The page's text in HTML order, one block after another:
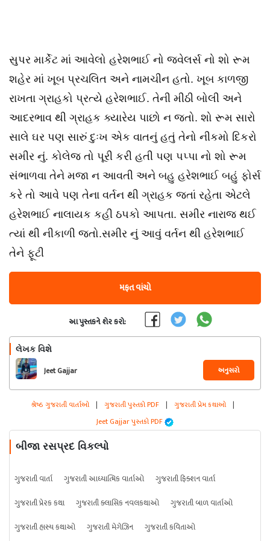
સુપર માર્કેટ માં આવેલો હરેશભાઈ નો જવેલર્સ નો શો રૂમ
શહેર માં ખૂબ પ્રચલિત અને નામચીન હતો. ખૂબ કાળજી
રાખતા ગ્રાહકો પ્રત્યે હરેશભાઈ. તેની મીઠી બોલી અને
આદરભાવ થી ગ્રાહક ક્યારેય પાછો ન જતો. શો રૂમ સારો
સાલે ઘર પણ સારું દુઃખ એક વાતનું હતું તેનો નીકમો દિકરો
સમીર નું. કોલેજ તો પૂરી કરી હતી પણ પપ્પા નો શો રૂમ
સંભાળવા તેને મજા ન આવતી અને બહુ હરેશભાઈ બહું ફોર્સ
કરે તો આવે પણ તેના વર્તન થી ગ્રાહક જતાં રહેતા એટલે
હરેશભાઈ નાલાયક કહી ઠપકો આપતા. સમીર નારાજ થઈ
ત્યાં થી નીકાળી જતો.સમીર નું આવું વર્તન થી હરેશભાઈ
તેને ફૂટી
મફત વાંચો
આ પુસ્તકને શેર કરો:
લેખક વિશે
Jeet Gajjar અનુસરો
શ્રેષ્ઠ ગુજરાતી વાર્તાઓ | ગુજરાતી પુસ્તકો PDF | ગુજરાતી પ્રેમ કથાઓ |
Jeet Gajjar પુસ્તકો PDF
બીજા રસપ્રદ વિકલ્પો
ગુજરાતી વાર્તા ગુજરાતી આધ્યાત્મિક વાર્તાઓ
ગુજરાતી ફિક્શન વાર્તા
ગુજરાતી પ્રેરક કથા
ગુજરાતી ક્લાસિક નવલકથાઓ
ગુજરાતી બાળ વાર્તાઓ
ગુજરાતી હાસ્ય કથાઓ
ગુજરાતી મેગેઝિન ગુજરાતી કવિતાઓ